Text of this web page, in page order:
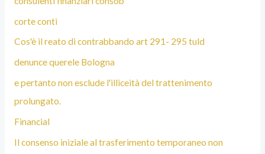
corte conti
Cos'è il reato di contrabbando art 291- 295 tuld
denunce querele Bologna
e pertanto non esclude l'illiceità del trattenimento
prolungato.
Financial
Il consenso iniziale al trasferimento temporaneo non